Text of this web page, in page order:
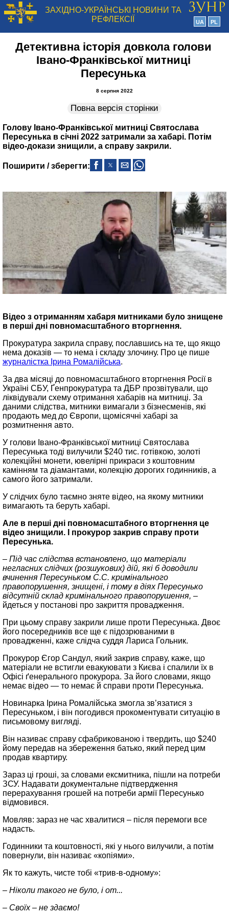
ЗАХІДНО-УКРАЇНСЬКІ НОВИНИ ТА
РЕФЛЕКСІЇ
UA PL
Детективна історія довкола голови
Івано-Франківської митниці
Пересунька
8 серпня 2022
Повна версія сторінки
Голову Івано-Франківської митниці Святослава
Пересунька в січні 2022 затримали за хабарі. Потім
відео-докази знищили, а справу закрили.
Поширити / зберегти:
Відео з отриманням хабаря митниками було знищене
в перші дні повномасштабного вторгнення.
Прокуратура закрила справу, пославшись на те, що якщо
нема доказів — то нема і складу злочину. Про це пише
журналістка Ірина Ромалійська.
За два місяці до повномасштабного вторгнення Росії в
Україні СБУ, Ґенпрокуратура та ДБР прозвітували, що
ліквідували схему отримання хабарів на митниці. За
даними слідства, митники вимагали з бізнесменів, які
продають мед до Європи, щомісячні хабарі за
розмитнення авто.
У голови Івано-Франківської митниці Святослава
Пересунька тоді вилучили $240 тис. готівкою, золоті
колекційні монети, ювелірні прикраси з коштовним
камінням та діамантами, колекцію дорогих годинників, а
самого його затримали.
У слідчих було таємно зняте відео, на якому митники
вимагають та беруть хабарі.
Але в перші дні повномасштабного вторгнення це
відео знищили. І прокурор закрив справу проти
Пересунька.
– Під час слідства встановлено, що матеріали
негласних слідчих (розшукових) дій, які б доводили
вчинення Пересуньком С.С. кримінального
правопорушення, знищені, і тому в діях Пересунько
відсутній склад кримінального правопорушення, –
йдеться у постанові про закриття провадження.
При цьому справу закрили лише проти Пересунька. Двоє
його посередників все ще є підозрюваними в
провадженні, каже слідча суддя Лариса Гольник.
Прокурор Єгор Сандул, який закрив справу, каже, що
матеріали не встигли евакуювати з Києва і спалили їх в
Офісі ґенерального прокурора. За його словами, якщо
немає відео — то немає й справи проти Пересунька.
Новинарка Ірина Ромалійська змогла зв’язатися з
Пересуньком, і він погодився прокоментувати ситуацію в
письмовому вигляді.
Він називає справу сфабрикованою і твердить, що $240
йому передав на збереження батько, який перед цим
продав квартиру.
Зараз ці гроші, за словами ексмитника, пішли на потреби
ЗСУ. Надавати документальне підтвердження
перерахування грошей на потреби армії Пересунько
відмовився.
Мовляв: зараз не час хвалитися – після перемоги все
надасть.
Годинники та коштовності, які у нього вилучили, а потім
повернули, він називає «копіями».
Як то кажуть, чисте тобі «трив‑в‑одному»:
– Ніколи такого не було, і от...
– Своїх – не здаємо!